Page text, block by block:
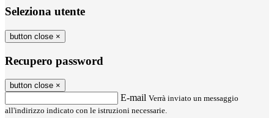
Seleziona utente
button close ×
Recupero password
button close ×
E-mail Verrà inviato un messaggio
all'indirizzo indicato con le istruzioni necessarie.